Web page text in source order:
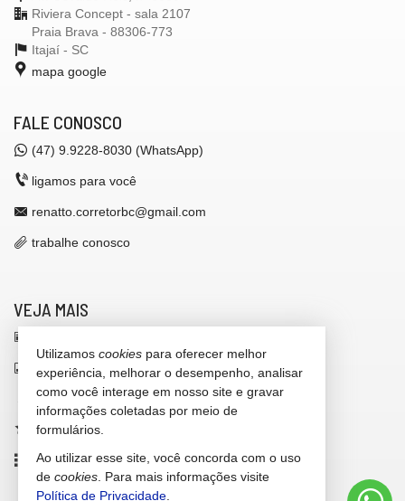
Riviera Concept - sala 2107
Praia Brava - 88306-773
Itajaí - SC
mapa google
FALE CONOSCO
(47) 9.9228-8030 (WhatsApp)
ligamos para você
renatto.corretorbc@gmail.com
trabalhe conosco
VEJA MAIS
indicadores financeiros
cadastre seu imóvel
imóveis favoritos
mapa de imóveis
Utilizamos cookies para oferecer melhor
experiência, melhorar o desempenho, analisar
como você interage em nosso site e gravar
informações coletadas por meio de
formulários.
Ao utilizar esse site, você concorda com o uso
de cookies . Para mais informações visite
Política de Privacidade